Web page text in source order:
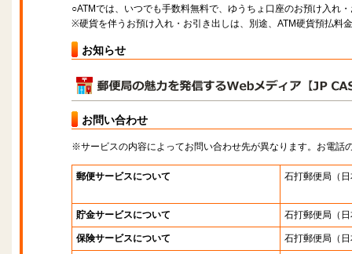
○ATMでは、いつでも手数料無料で、ゆうちょ口座のお預け入れ
※硬貨を伴うお預け入れ・お引き出しは、別途、ATM硬貨預払料
お知らせ
お問い合わせ
※サービスの内容によってお問い合わせ先が異なります。お電話
郵便サービスについて 石打郵便局 （
貯金サービスについて 石打郵便局 （
保険サービスについて 石打郵便局 （